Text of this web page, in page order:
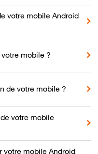
votre mobile Android
mobile ?
de votre mobile ?
votre mobile
votre mobile Android